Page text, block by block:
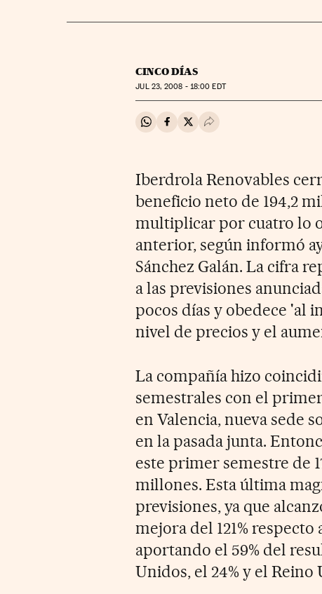
CINCO DÍAS
JUL 23, 2008 - 18:00 EDT
Compartir en Whatsapp
Compartir en Facebook
Compartir en Twitter
Desplegar Redes
Iberdrola Renovables
beneficio neto de 194,2
multiplicar por cuatro lo
anterior, según informó
Sánchez Galán. La cifra
a las previsiones
pocos días y obedece 'al
nivel de precios y el
La compañía hizo
semestrales con el
en Valencia, nueva sede
en la pasada junta.
este primer semestre de
millones. Esta última
previsiones, ya que
mejora del 121%
aportando el 59% del
Unidos, el 24% y el Reino